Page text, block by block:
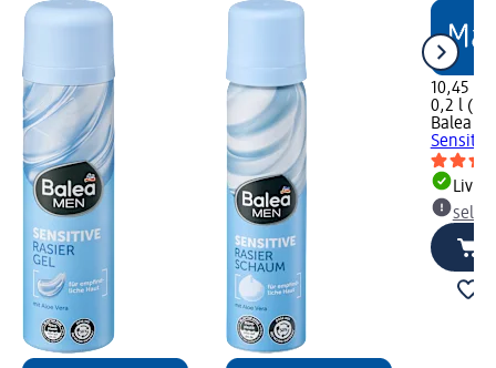
10,45 lei
0,2 l
Balea